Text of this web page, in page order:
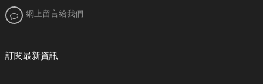
網上留言給我們
訂閱最新資訊